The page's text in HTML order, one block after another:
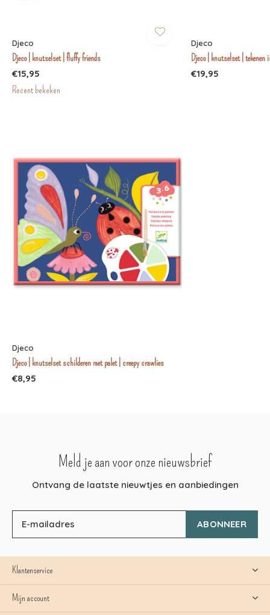
Djeco
Djeco | knutselset | fluffy friends
€15,95
Djeco
Djeco | knutselset | tekenen
€19,95
Recent bekeken
Djeco
Djeco | knutselset schilderen met palet | creepy crawlies
€8,95
Meld je aan voor onze nieuwsbrief
Ontvang de laatste nieuwtjes en aanbiedingen
ABONNEER
Klantenservice
Mijn account